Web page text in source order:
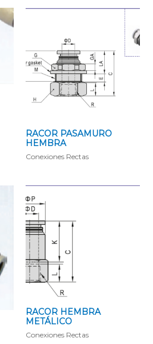
RACOR PASAMURO
HEMBRA
Conexiones Rectas
RACOR HEMBRA
METÁLICO
Conexiones Rectas